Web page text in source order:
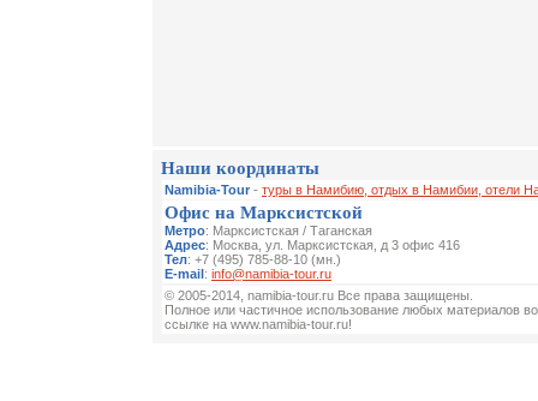
Наши координаты
Namibia-Tour - туры в Намибию, отдых в Намибии, отели
Офис на Марксистской
Метро: Марксистская / Таганская
Адрес: Москва, ул. Марксистская, д 3 офис 416
Тел: +7 (495) 785-88-10 (мн.)
E-mail: info@namibia-tour.ru
© 2005-2014, namibia-tour.ru Все права защищены.
Полное или частичное использование любых материалов
ссылке на www.namibia-tour.ru!